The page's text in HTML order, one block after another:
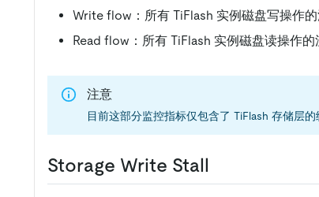
Write flow：所有 TiFlash 实例磁盘写操作的
Read flow：所有 TiFlash 实例磁盘读操作的
注意
目前这部分监控指标仅包含了 TiFlash 存储层
Storage Write Stall